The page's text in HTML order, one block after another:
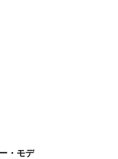
・モデ